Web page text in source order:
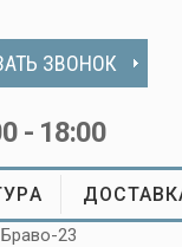
ЗВОНОК
- 18:00
23